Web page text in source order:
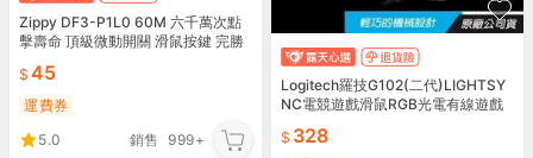
Zippy DF3-P1L0 60M 六千萬次點
擊壽命 頂級微動開關 滑鼠按鍵 完勝
45
運費券
5.0
銷售 999+
Logitech羅技G102(二代)LIGHTSY
NC電競遊戲滑鼠RGB光電有線遊戲
328